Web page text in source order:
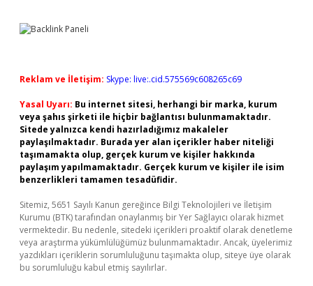
Reklam ve İletişim: Skype: live:.cid.575569c608265c69
Yasal Uyarı: Bu internet sitesi, herhangi bir marka, kurum
veya şahıs şirketi ile hiçbir bağlantısı bulunmamaktadır.
Sitede yalnızca kendi hazırladığımız makaleler
paylaşılmaktadır. Burada yer alan içerikler haber niteliği
taşımamakta olup, gerçek kurum ve kişiler hakkında
paylaşım yapılmamaktadır. Gerçek kurum ve kişiler ile isim
benzerlikleri tamamen tesadüfidir.
Sitemiz, 5651 Sayılı Kanun gereğince Bilgi Teknolojileri ve İletişim
Kurumu (BTK) tarafından onaylanmış bir Yer Sağlayıcı olarak hizmet
vermektedir. Bu nedenle, sitedeki içerikleri proaktif olarak denetleme
veya araştırma yükümlülüğümüz bulunmamaktadır. Ancak, üyelerimiz
yazdıkları içeriklerin sorumluluğunu taşımakta olup, siteye üye olarak
bu sorumluluğu kabul etmiş sayılırlar.